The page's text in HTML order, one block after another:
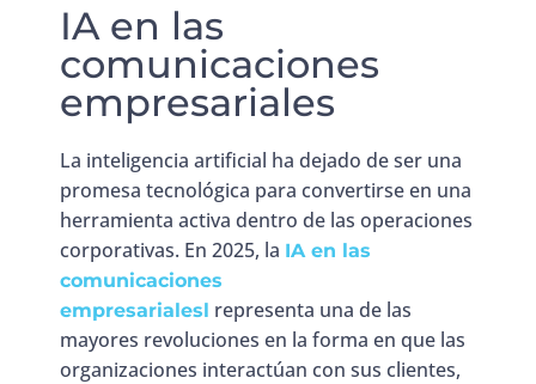
IA en las
comunicaciones
empresariales
La inteligencia artificial ha dejado de ser una
promesa tecnológica para convertirse en una
herramienta activa dentro de las operaciones
corporativas. En 2025, la IA en las
comunicaciones
empresarialesl representa una de las
mayores revoluciones en la forma en que las
organizaciones interactúan con sus clientes,